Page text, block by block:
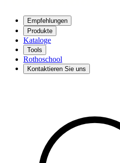
Empfehlungen
Produkte
Kataloge
Tools
Rothoschool
Kontaktieren Sie uns